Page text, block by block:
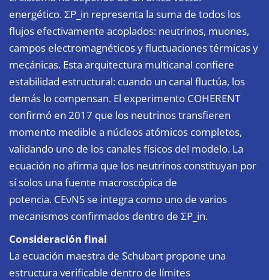
energético. ΣP_in representa la suma de todos los
flujos efectivamente acoplados: neutrinos, muones,
campos electromagnéticos y fluctuaciones térmicas y
mecánicas. Esta arquitectura multicanal confiere
estabilidad estructural: cuando un canal fluctúa, los
demás lo compensan. El experimento COHERENT
confirmó en 2017 que los neutrinos transfieren
momento medible a núcleos atómicos completos,
validando uno de los canales físicos del modelo. La
ecuación no afirma que los neutrinos constituyan por
sí solos una fuente macroscópica de
potencia. CEνNS se integra como uno de varios
mecanismos confirmados dentro de ΣP_in.
Consideración final
La ecuación maestra de Schubart propone una
estructura verificable dentro de límites